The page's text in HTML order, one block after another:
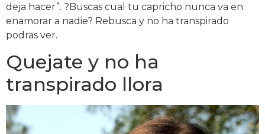
deja hacer”. ?Buscas cual tu capricho nunca va en
enamorar a nadie? Rebusca y no ha transpirado
podras ver.
Quejate y no ha
transpirado llora